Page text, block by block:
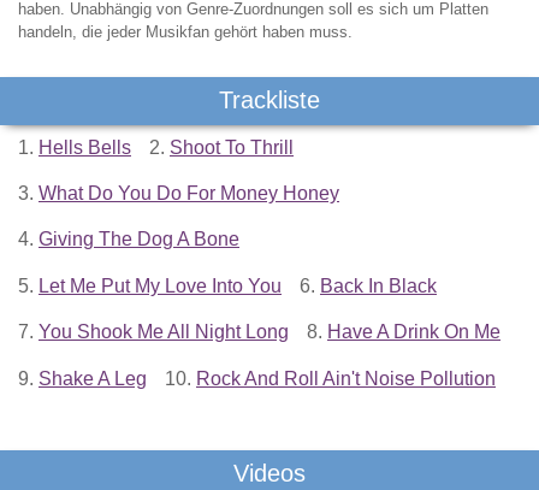
haben. Unabhängig von Genre-Zuordnungen soll es sich um Platten
handeln, die jeder Musikfan gehört haben muss.
Trackliste
1. Hells Bells 2. Shoot To Thrill
3. What Do You Do For Money Honey
4. Giving The Dog A Bone
5. Let Me Put My Love Into You 6. Back In Black
7. You Shook Me All Night Long 8. Have A Drink On Me
9. Shake A Leg 10. Rock And Roll Ain't Noise Pollution
Videos